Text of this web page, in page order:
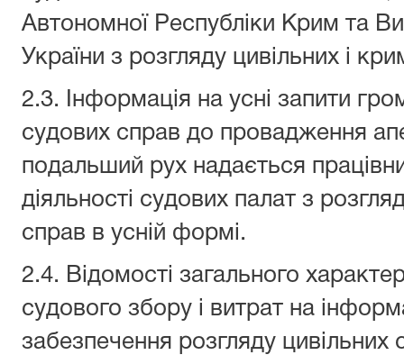
Автономної Республіки Крим та
України з розгляду цивільних і
2.3. Інформація на усні запити
судових справ до провадження
подальший рух надається
діяльності судових палат з
справ в усній формі.
2.4. Відомості загального
судового збору і витрат на
забезпечення розгляду цивільних